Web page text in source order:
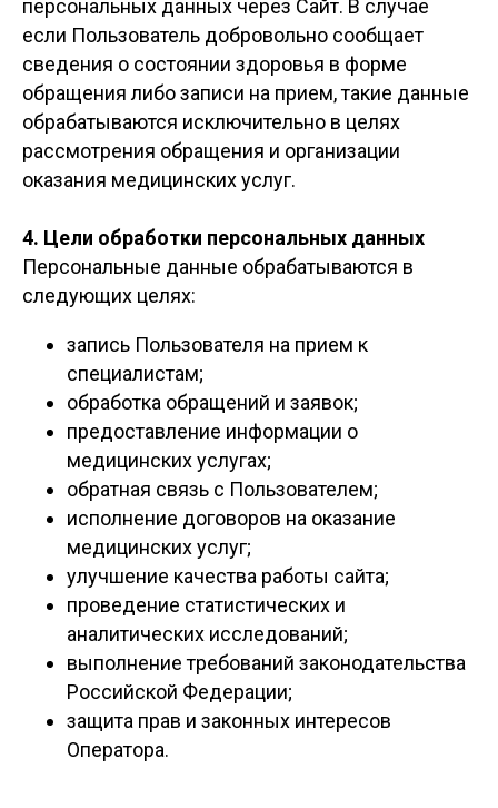
персональных данных через Сайт. В случае
если Пользователь добровольно сообщает
сведения о состоянии здоровья в форме
обращения либо записи на прием, такие данные
обрабатываются исключительно в целях
рассмотрения обращения и организации
оказания медицинских услуг.
4. Цели обработки персональных данных
Персональные данные обрабатываются в
следующих целях:
запись Пользователя на прием к
специалистам;
обработка обращений и заявок;
предоставление информации о
медицинских услугах;
обратная связь с Пользователем;
исполнение договоров на оказание
медицинских услуг;
улучшение качества работы сайта;
проведение статистических и
аналитических исследований;
выполнение требований законодательства
Российской Федерации;
защита прав и законных интересов
Оператора.